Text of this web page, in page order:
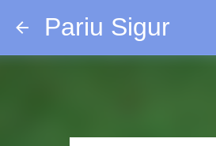
Pariu Sigur